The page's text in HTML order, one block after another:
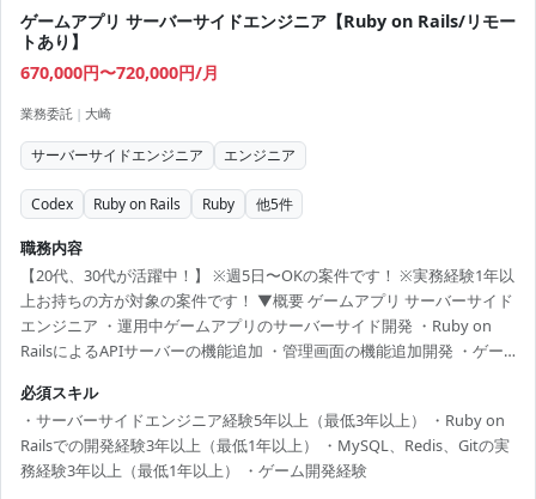
ゲームアプリ サーバーサイドエンジニア【Ruby on Rails/リモー
トあり】
670,000円〜720,000円/月
業務委託 | 大崎
サーバーサイドエンジニア エンジニア
Codex Ruby on Rails Ruby 他5件
職務内容
【20代、30代が活躍中！】 ※週5日〜OKの案件です！ ※実務経験1年以
上お持ちの方が対象の案件です！ ▼概要 ゲームアプリ サーバーサイド
エンジニア ・運用中ゲームアプリのサーバーサイド開発 ・Ruby on
RailsによるAPIサーバーの機能追加 ・管理画面の機能追加開発 ・ゲー
要時出社対応あり 場所：大崎 面談回数：1回 【必須スキル】 ・サーバ
ーサイドエンジニア経験5年以上（最低3年以上） ・Ruby on Railsでの
開発経験3年以上（最低1年以上） ・MySQL、Redis、Gitの実務経験3
年以上（最低1年以上） ・ゲーム開発経験 ...
必須スキル
・サーバーサイドエンジニア経験5年以上（最低3年以上） ・Ruby on
Railsでの開発経験3年以上（最低1年以上） ・MySQL、Redis、Gitの実
務経験3年以上（最低1年以上） ・ゲーム開発経験